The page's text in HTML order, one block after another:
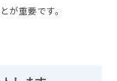
が重要です。